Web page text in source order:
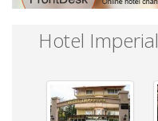
Hotel Imperial